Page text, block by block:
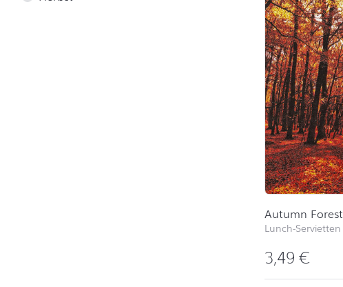
Autumn Forest
Lunch-Servietten
3,49€